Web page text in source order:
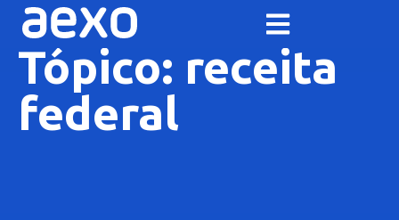
Tópico: receita
federal